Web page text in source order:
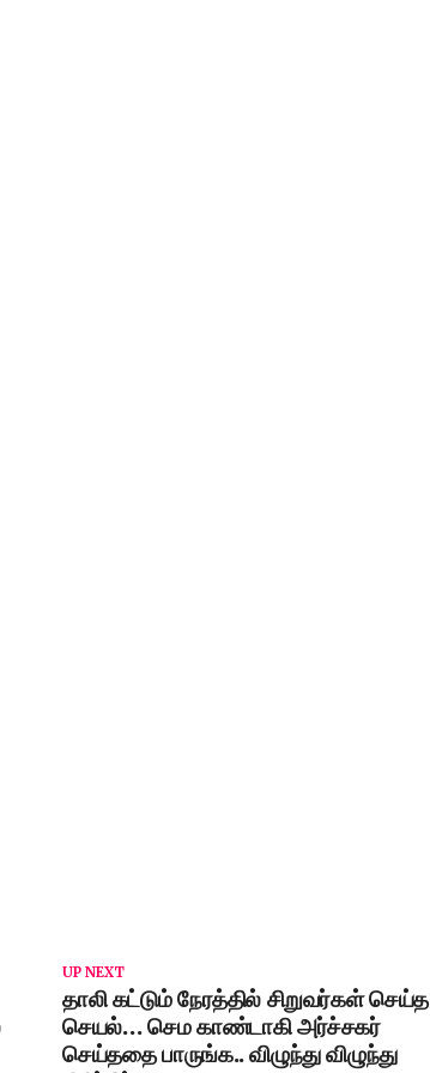
UP NEXT
தாலி கட்டும் நேரத்தில் சிறுவர்கள் செய்த
செயல்… செம காண்டாகி அர்ச்சகர்
செய்ததை பாருங்க.. விழுந்து விழுந்து